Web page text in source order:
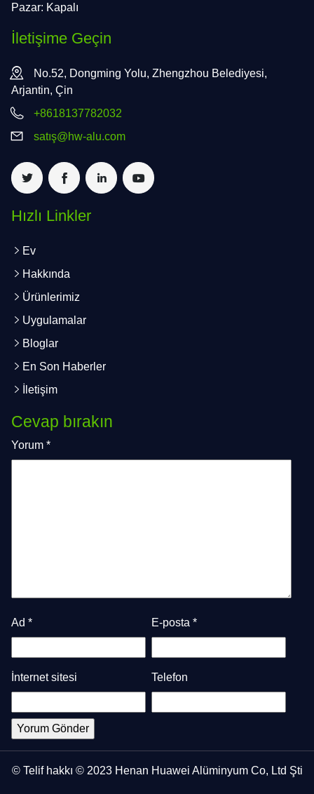
Pazar: Kapalı
İletişime Geçin
No.52, Dongming Yolu, Zhengzhou Belediyesi,
Arjantin, Çin
+8618137782032
satış@hw-alu.com
Hızlı Linkler
Ev
Hakkında
Ürünlerimiz
Uygulamalar
Bloglar
En Son Haberler
İletişim
Cevap bırakın
Yorum *
Ad * E-posta *
İnternet sitesi Telefon
© Telif hakkı © 2023 Henan Huawei Alüminyum Co, Ltd Şti